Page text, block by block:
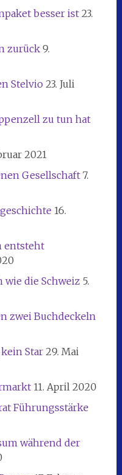
besser ist 23.
zurück 9.
Stelvio 23. Juli
zu tun hat
2021
Gesellschaft 7.
16.
entsteht
wie die Schweiz 5.
zwei Buchdeckeln
Star 29. Mai
11. April 2020
Führungsstärke
während der